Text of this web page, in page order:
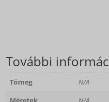
További
Tömeg
N/A